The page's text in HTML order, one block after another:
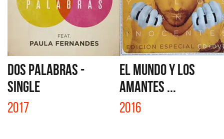
DOS PALABRAS -
SINGLE
2017
EL MUNDO Y LOS
AMANTES ...
2016